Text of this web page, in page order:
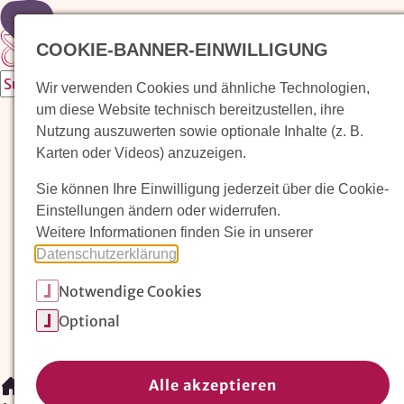
Zur Startseite
Waldorfkindergarten finden
Pädagogischer Ansatz
Arbeit im Waldorfkindergarten
Unser Verein
Magazin: Erziehungskunst frühe Kindheit
Magazin: Erziehungskunst frühe Kindheit
COOKIE-BANNER-EINWILLIGUNG
Wir verwenden Cookies und ähnliche Technologien,
um diese Website technisch bereitzustellen, ihre
Nutzung auszuwerten sowie optionale Inhalte (z. B.
Karten oder Videos) anzuzeigen.
Sie können Ihre Einwilligung jederzeit über die Cookie-
Einstellungen ändern oder widerrufen.
Weitere Informationen finden Sie in unserer
Datenschutzerklärung
Notwendige Cookies
Optional
Alle akzeptieren